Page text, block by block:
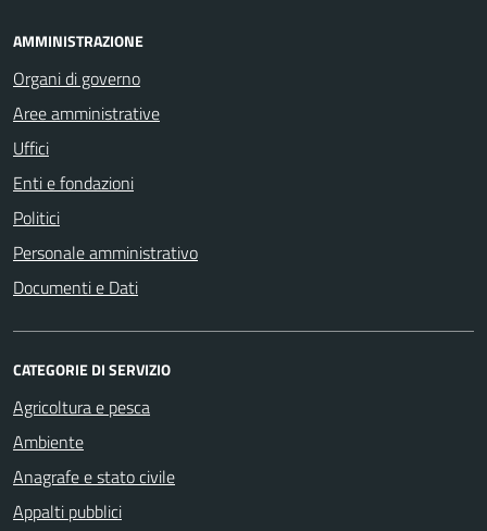
AMMINISTRAZIONE
Organi di governo
Aree amministrative
Uffici
Enti e fondazioni
Politici
Personale amministrativo
Documenti e Dati
CATEGORIE DI SERVIZIO
Agricoltura e pesca
Ambiente
Anagrafe e stato civile
Appalti pubblici